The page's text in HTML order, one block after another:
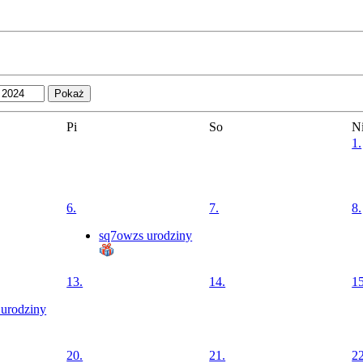
Pi So
Ni
1.
6.
sq7owzs urodziny
7. 8.
13. 14.
20. 21.